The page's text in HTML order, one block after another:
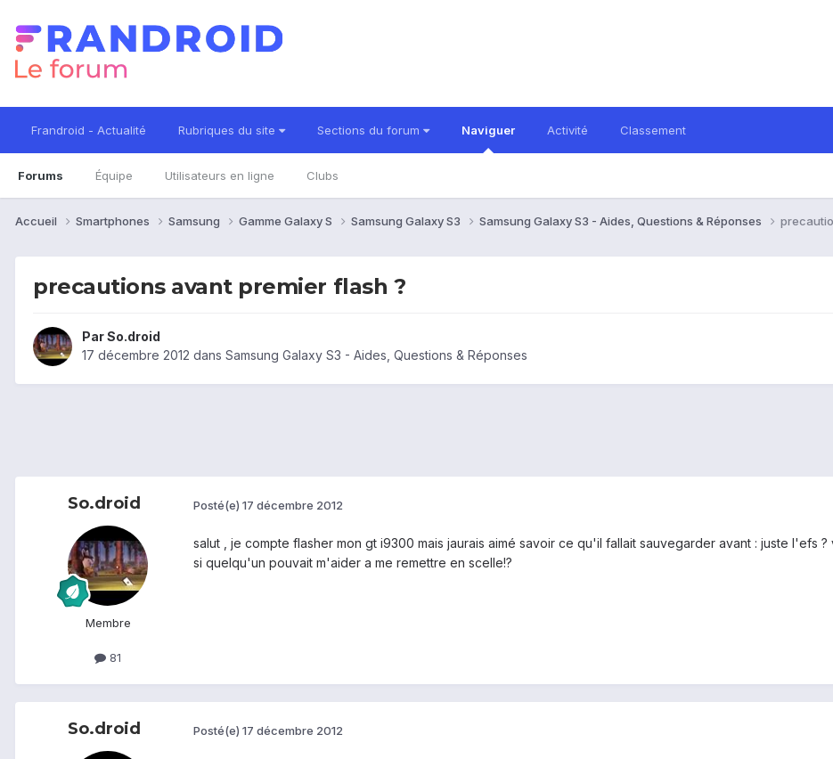
Frandroid - Actualité Rubriques du site Sections du forum Naviguer
Forums Équipe Utilisateurs en ligne Clubs
Activité Classement
Accueil Smartphones Samsung Gamme Galaxy S Samsung Galaxy S3 Samsung Galaxy S3 - Aides, Questions & Réponses
precautions avant premier flash ?
ParSo.droid
17 décembre 2012 dans Samsung Galaxy S3 - Aides, Questions & Réponses
So.droid
Membre
81
Posté(e) 17 décembre 2012
salut , je compte flasher mon gt i9300 mais jaurais aimé savoir ce qu'il fallait sauvegarder avant : juste l'efs
si quelqu'un pouvait m'aider a me remettre en scelle!?
So.droid Posté(e) 17 décembre 2012